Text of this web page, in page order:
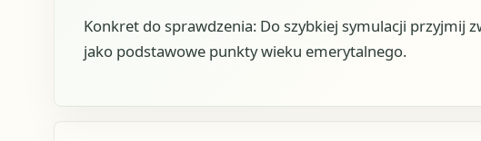
Konkret do sprawdzenia: Do szybkiej symulacji przyjmij
jako podstawowe punkty wieku emerytalnego.